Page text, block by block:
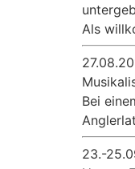
Als
Bei
23.-